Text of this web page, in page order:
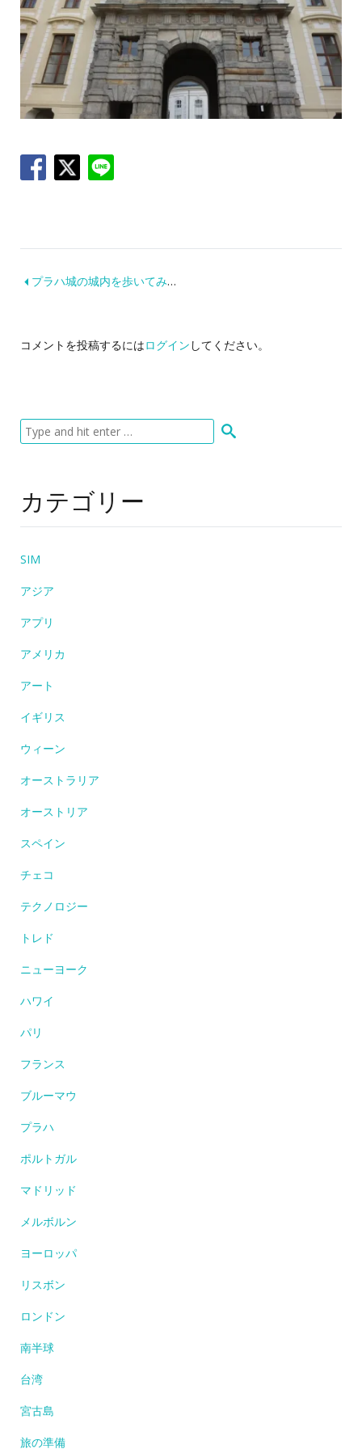
プラハ城の城内を歩いてみたよ！
コメントを投稿するにはログイン してください。
カテゴリー
SIM
アジア
アプリ
アメリカ
アート
イギリス
ウィーン
オーストラリア
オーストリア
スペイン
チェコ
テクノロジー
トレド
ニューヨーク
ハワイ
パリ
フランス
ブルーマウ
プラハ
ポルトガル
マドリッド
メルボルン
ヨーロッパ
リスボン
ロンドン
南半球
台湾
宮古島
旅の準備